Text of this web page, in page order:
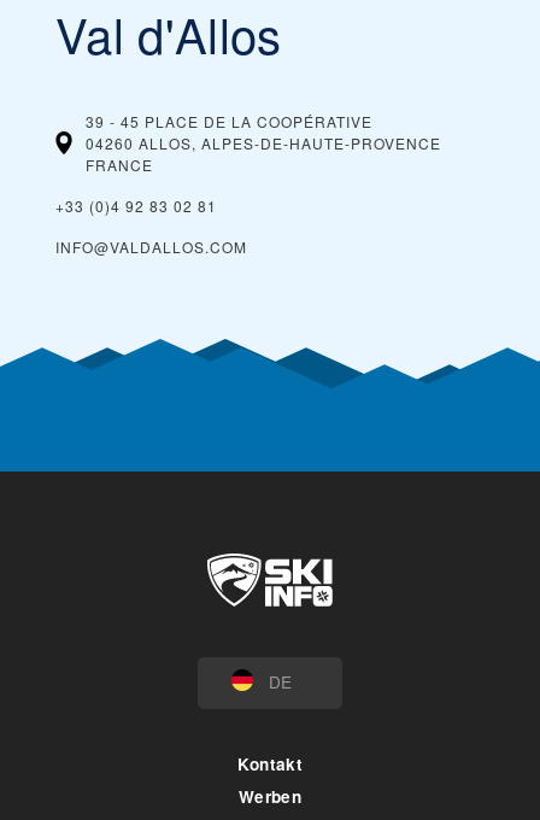
Val d'Allos
39 - 45 PLACE DE LA COOPÉRATIVE
04260 ALLOS, ALPES-DE-HAUTE-PROVENCE
FRANCE
+33 (0)4 92 83 02 81
INFO@VALDALLOS.COM
DE
Kontakt
Werben